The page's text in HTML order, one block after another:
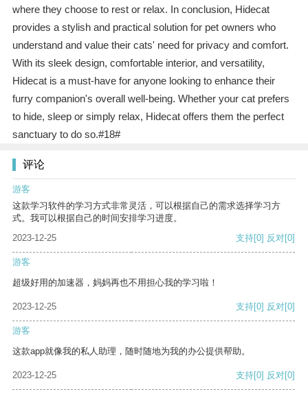
where they choose to rest or relax. In conclusion, Hidecat
provides a stylish and practical solution for pet owners who
understand and value their cats' need for privacy and comfort.
With its sleek design, comfortable interior, and versatility,
Hidecat is a must-have for anyone looking to enhance their
furry companion's overall well-being. Whether your cat prefers
to hide, sleep or simply relax, Hidecat offers them the perfect
sanctuary to do so.#18#
评论
游客
这款学习软件的学习方式非常灵活，可以根据自己的需求选择学习方
式。我可以根据自己的时间安排学习进度。
2023-12-25
支持[0] 反对[0]
游客
超级好用的加速器，妈妈再也不用担心我的学习啦！
2023-12-25 支持[0] 反对[0]
游客
这款app就像我的私人助理，随时随地为我的办公提供帮助。
2023-12-25 支持[0] 反对[0]